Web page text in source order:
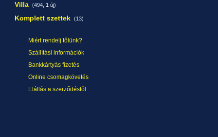
Villa (494, 1 új)
Komplett szettek (13)
Miért rendelj tőlünk?
Szállítási információk
Bankkártyás fizetés
Online csomagkövetés
Elállás a szerződéstől